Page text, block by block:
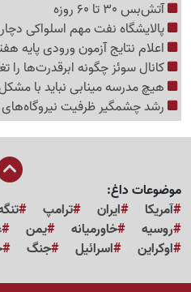
آتش‌بس 30 تا 60 روزه
پالایشگاه نفت مهم اسلواکی
اعلام نتایج آزمون ورودی پایه
کانال سوئز چگونه ابرقدرت‌ها را
هیچ مدرسه مینابی نباید با
رشد چشمگیر ظرفیت نیروگاه‌های
موضوعات داغ:
آمریکا
ایران ترامپ
روسیه
خاورمیانه یمن
اوکراین
اسرائیل جنگ